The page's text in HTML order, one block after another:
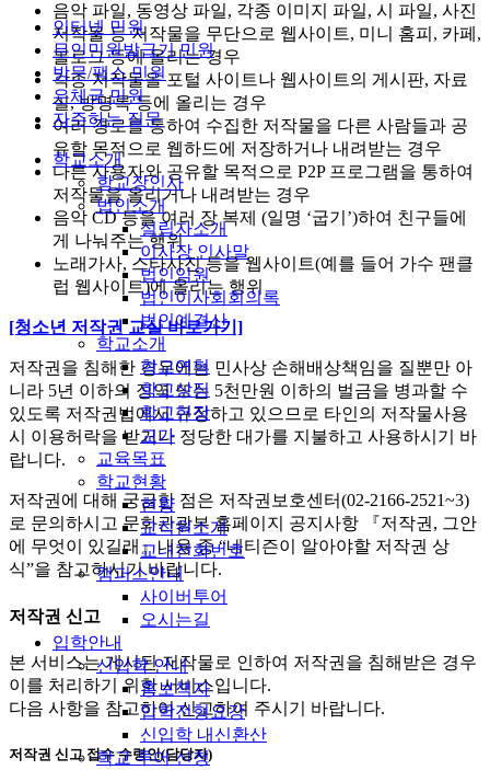
인터넷 민원
무인민원발급기 민원
방문/팩스 민원
우체국 민원
자주하는 질문
학교소개
학교장인사
법인소개
설립자소개
이사장 인사말
법인임원
법인이사회회의록
법인예결산
학교소개
학교연혁
학교상징
학교헌장
교가
교육목표
학교현황
현황
교직원소개
교내전화번호
캠퍼스안내
사이버투어
오시는길
입학안내
신입학 안내
홍보책자
입학전형요강
신입학 내신환산
학교 투어 신청
음악 파일, 동영상 파일, 각종 이미지 파일, 시 파일, 사진
저작물 등 저작물을 무단으로 웹사이트, 미니 홈피, 카페,
블로그 등에 올리는 경우
각종 저작물을 포털 사이트나 웹사이트의 게시판, 자료
실, 방명록 등에 올리는 경우
여러 경로를 통하여 수집한 저작물을 다른 사람들과 공
유할 목적으로 웹하드에 저장하거나 내려받는 경우
다른 사용자와 공유할 목적으로 P2P 프로그램을 통하여
저작물을 올리거나 내려받는 경우
음악 CD 등을 여러 장 복제 (일명 ‘굽기’)하여 친구들에
게 나눠주는 행위
노래가사, 스타사진 등을 웹사이트(예를 들어 가수 팬클
럽 웹사이트)에 올리는 행위
[청소년 저작권 교실 바로가기]
저작권을 침해한 경우에는 민사상 손해배상책임을 질뿐만 아
니라 5년 이하의 징역 또는 5천만원 이하의 벌금을 병과할 수
있도록 저작권법에서 규정하고 있으므로 타인의 저작물사용
시 이용허락을 받거나 정당한 대가를 지불하고 사용하시기 바
랍니다.
저작권에 대해 궁금한 점은 저작권보호센터(02-2166-2521~3)
로 문의하시고 문화관광부 홈페이지 공지사항 『저작권, 그안
에 무엇이 있길래』내용 중 “네티즌이 알아야할 저작권 상
식”을 참고하시기 바랍니다.
저작권 신고
본 서비스는 게시된 저작물로 인하여 저작권을 침해받은 경우
이를 처리하기 위한 서비스입니다.
다음 사항을 참고하여 신고하여 주시기 바랍니다.
저작권 신고 접수 수령인(담당자)